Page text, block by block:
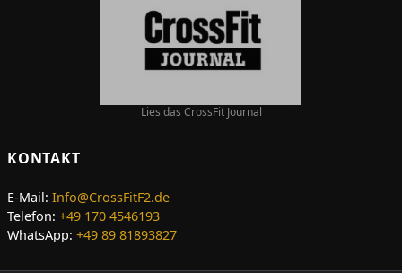
Lies das CrossFit Journal
KONTAKT
E-Mail: Info@CrossFitF2.de
Telefon: +49 170 4546193
WhatsApp: +49 89 81893827